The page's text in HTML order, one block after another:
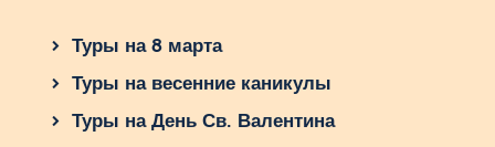
Туры на 8 марта
Туры на весенние каникулы
Туры на День Св. Валентина